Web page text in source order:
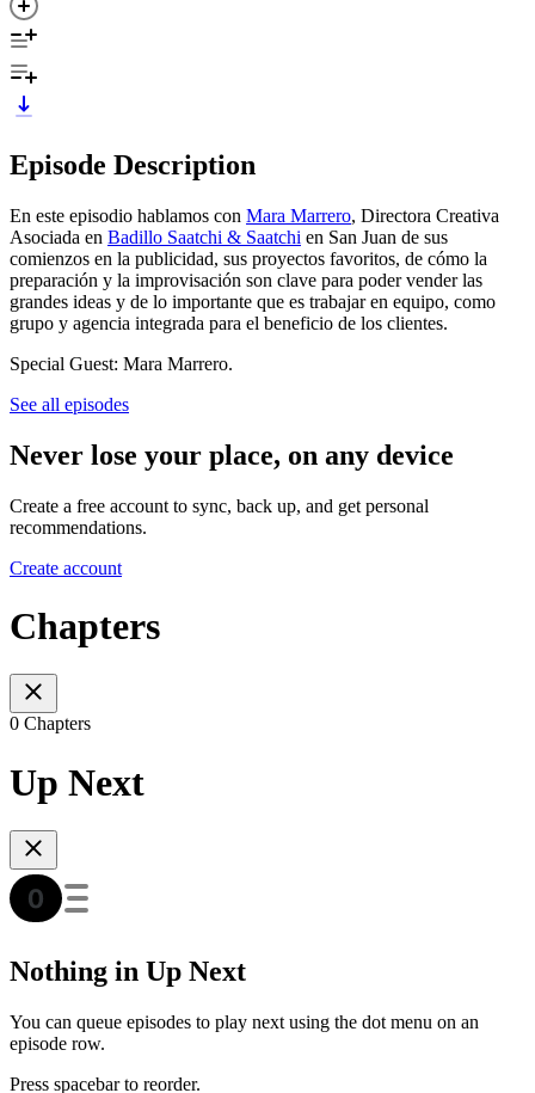
Episode Description
En este episodio hablamos con Mara Marrero, Directora Creativa
Asociada en Badillo Saatchi & Saatchi en San Juan de sus
comienzos en la publicidad, sus proyectos favoritos, de cómo la
preparación y la improvisación son clave para poder vender las
grandes ideas y de lo importante que es trabajar en equipo, como
grupo y agencia integrada para el beneficio de los clientes.
Special Guest: Mara Marrero.
See all episodes
Never lose your place, on any device
Create a free account to sync, back up, and get personal
recommendations.
Create account
Chapters
0 Chapters
Up Next
Nothing in Up Next
You can queue episodes to play next using the dot menu on an
episode row.
Press spacebar to reorder.